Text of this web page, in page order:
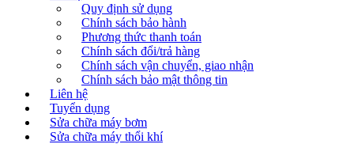
Quy định sử dụng
Chính sách bảo hành
Phương thức thanh toán
Chính sách đổi/trả hàng
Chính sách vận chuyển, giao nhận
Chính sách bảo mật thông tin
Liên hệ
Tuyển dụng
Sửa chữa máy bơm
Sửa chữa máy thổi khí